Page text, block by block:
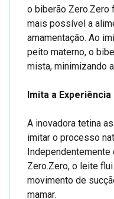
o biberão Zero.Zero
mais possível a
amamentação. Ao
peito materno, o
mista, minimizando
Imita a
A inovadora tetina
imitar o processo
Independentemente
Zero.Zero, o leite
movimento de
mamar.